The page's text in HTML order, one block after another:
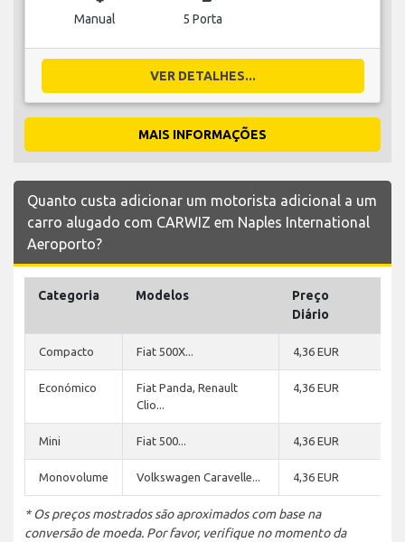
Manual 5 Porta
VER DETALHES...
MAIS INFORMAÇÕES
Quanto custa adicionar um motorista adicional a um
carro alugado com CARWIZ em Naples International
Aeroporto?
Categoria Modelos
Preço
Diário
Compacto Fiat 500X... 4,36 EUR
Económico
Fiat Panda, Renault
Clio...
4,36 EUR
Mini Fiat 500... 4,36 EUR
Monovolume Volkswagen Caravelle... 4,36 EUR
* Os preços mostrados são aproximados com base na
conversão de moeda. Por favor, verifique no momento da